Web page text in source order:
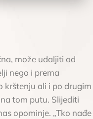
može udaljiti od
nego i prema
krštenju ali i po drugim
tom putu. Slijediti
opominje. „Tko nađe